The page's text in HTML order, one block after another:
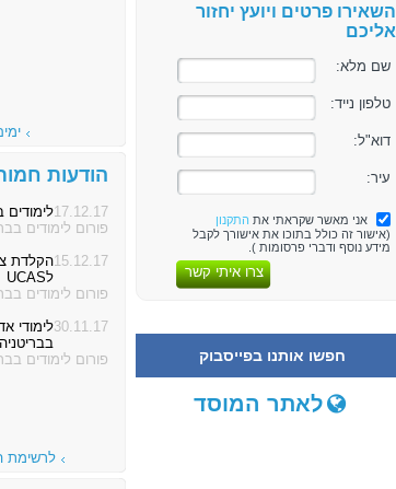
השאירו פרטים ויועץ יחזור
אליכם
שם מלא:
טלפון נייד:
דוא"ל:
עיר:
אני מאשר שקראתי את התקנון
(אישור זה כולל בתוכו את אישורך לקבל
מידע נוסף ודברי פרסומות ).
צרו איתי קשר
חפשו אותנו בפייסבוק
לאתר המוסד
הודעות
17.12.17לימודים
פורום לימודים
15.12.17הקלדת
לUCAS
פורום לימודים
30.11.17לימודי
בבריטניה
פורום לימודים
לרשימת